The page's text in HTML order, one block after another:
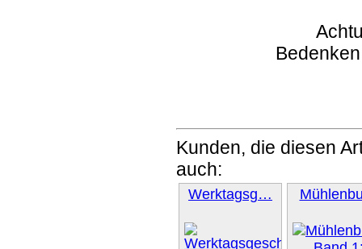
Kunden, die diesen
auch:
Werktagsg…